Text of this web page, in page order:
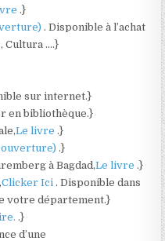
.}
. Disponible à l’achat
Cultura ….}
sur internet.}
en bibliothèque.}
Le livre.}
.}
à Bagdad,Le livre.}
Clicker Ici. Disponible dans
votre département.}
.}
d’une